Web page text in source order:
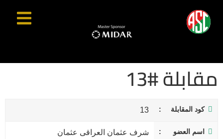
مقابلة #13
كود المقابلة 13
اسم العضو شرف عثمان العراقى عثمان